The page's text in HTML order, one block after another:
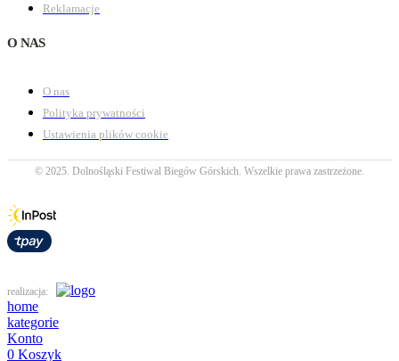
Reklamacje
O NAS
O nas
Polityka prywatności
Ustawienia plików cookie
© 2025. Dolnośląski Festiwal Biegów Górskich. Wszelkie prawa zastrzeżone.
realizacja:
home
kategorie
Konto
0 Koszyk